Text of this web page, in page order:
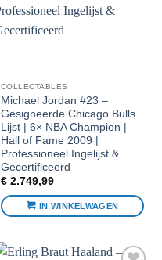
COLLECTABLES
Michael Jordan #23 –
Gesigneerde Chicago Bulls
Lijst | 6× NBA Champion |
Hall of Fame 2009 |
Professioneel Ingelijst &
Gecertificeerd
€2.749,99
IN WINKELWAGEN